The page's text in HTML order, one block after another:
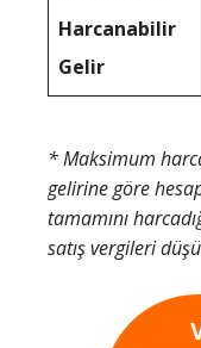
Harcanabilir
Gelir
* Maksimum
gelirine göre
tamamını
satış vergileri